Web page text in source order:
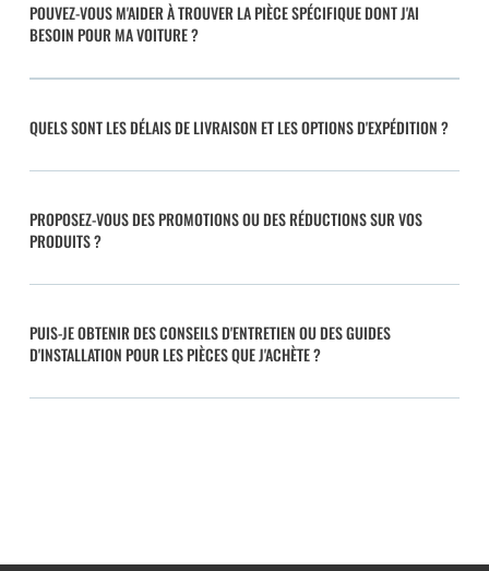
POUVEZ-VOUS M'AIDER À TROUVER LA PIÈCE SPÉCIFIQUE DONT J'AI
BESOIN POUR MA VOITURE ?
QUELS SONT LES DÉLAIS DE LIVRAISON ET LES OPTIONS D'EXPÉDITION ?
PROPOSEZ-VOUS DES PROMOTIONS OU DES RÉDUCTIONS SUR VOS
PRODUITS ?
PUIS-JE OBTENIR DES CONSEILS D'ENTRETIEN OU DES GUIDES
D'INSTALLATION POUR LES PIÈCES QUE J'ACHÈTE ?